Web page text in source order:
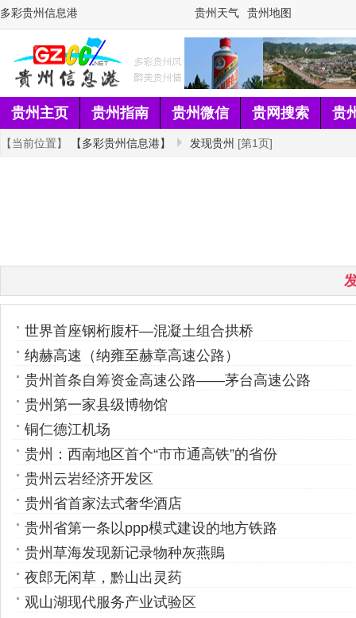
多彩贵州信息港 贵州天气 贵州地图
贵州主页 贵州指南 贵州微信 贵网搜索 贵
【当前位置】 【多彩贵州信息港】 发现贵州 [第1页]
世界首座钢桁腹杆—混凝土组合拱桥
纳赫高速（纳雍至赫章高速公路）
贵州首条自筹资金高速公路——茅台高速公路
贵州第一家县级博物馆
铜仁德江机场
贵州：西南地区首个“市市通高铁”的省份
贵州云岩经济开发区
贵州省首家法式奢华酒店
贵州省第一条以ppp模式建设的地方铁路
贵州草海发现新记录物种灰燕鵙
夜郎无闲草，黔山出灵药
观山湖现代服务产业试验区